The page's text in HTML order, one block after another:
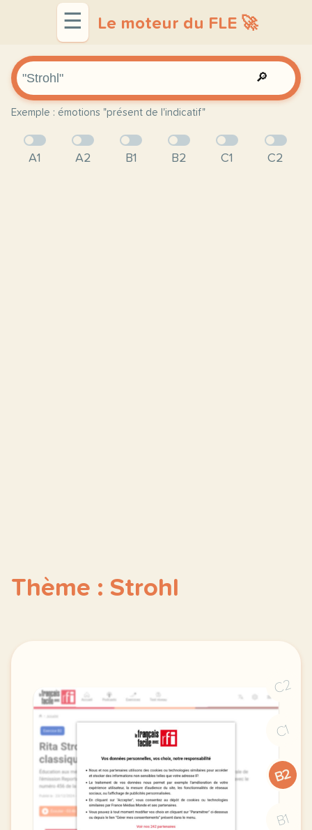
☰ Le moteur du FLE 🚀
🔎
Exemple : émotions "présent de l'indicatif"
A1 A2 B1 B2 C1 C2
Thème : Strohl
C2
C1
B2
B1